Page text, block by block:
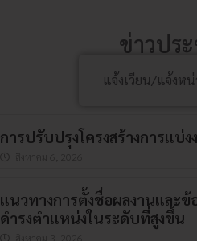
ข่าวปร
แจ้งเวียน/แจ้งห
การปรับปรุงโครงสร้างการแบ่
แนวทางการตั้งชื่อผลงานและ
ดำรงตำแหน่งในระดับที่สูงขึ้น